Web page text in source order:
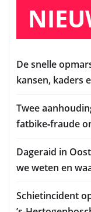
De snelle
kansen, kaders
Twee
fatbike‑fraude
Dageraid in
we weten en
Schietincident